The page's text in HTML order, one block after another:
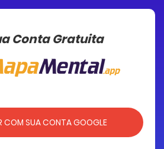
Conta Gratuita
COM SUA CONTA GOOGLE